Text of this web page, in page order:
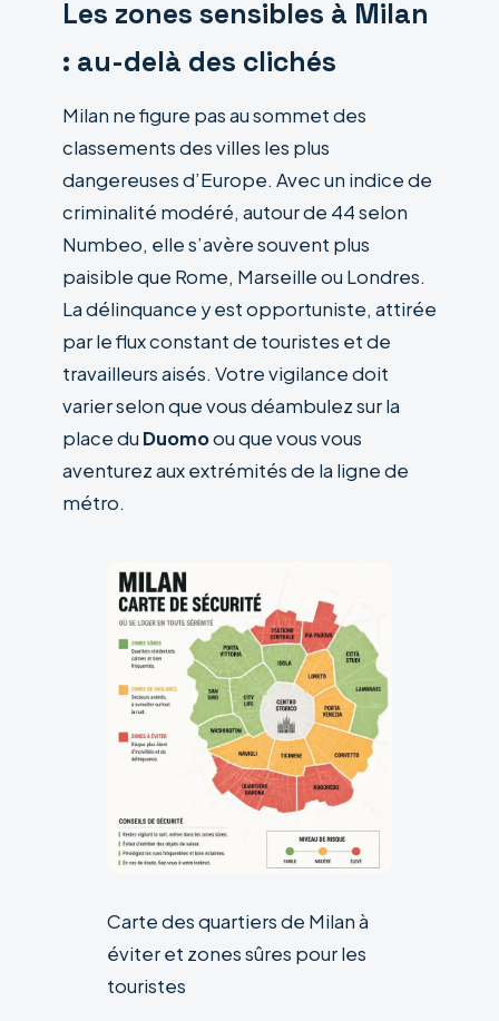
Les zones sensibles à Milan
: au-delà des clichés
Milan ne figure pas au sommet des
classements des villes les plus
dangereuses d’Europe. Avec un indice de
criminalité modéré, autour de 44 selon
Numbeo, elle s’avère souvent plus
paisible que Rome, Marseille ou Londres.
La délinquance y est opportuniste, attirée
par le flux constant de touristes et de
travailleurs aisés. Votre vigilance doit
varier selon que vous déambulez sur la
place du Duomoou que vous vous
aventurez aux extrémités de la ligne de
métro.
Carte des quartiers de Milan à
éviter et zones sûres pour les
touristes